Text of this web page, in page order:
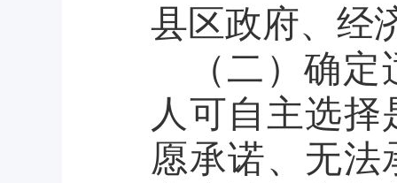
县区政府、经
（二）确
人可自主选
愿承诺、无法